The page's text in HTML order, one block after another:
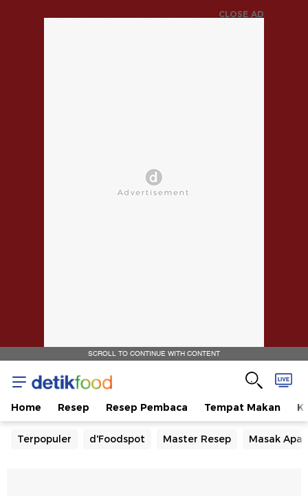
CLOSE AD
SCROLL TO CONTINUE WITH CONTENT
Home Resep Resep Pembaca Tempat Makan
Terpopuler d'Foodspot Master Resep Masak Apa